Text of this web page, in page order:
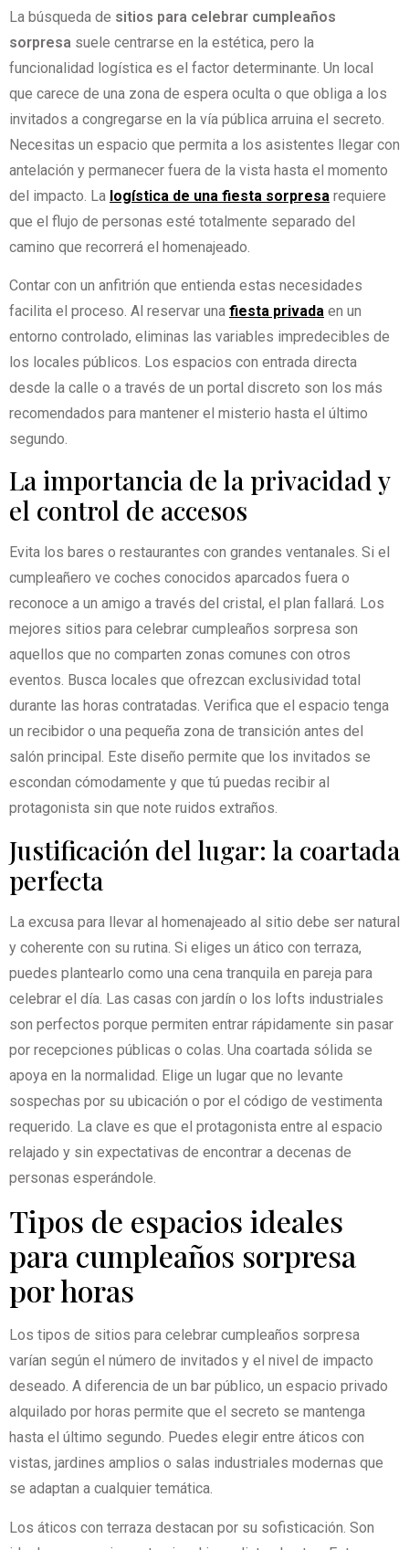
La búsqueda de sitios para celebrar cumpleaños
sorpresa suele centrarse en la estética, pero la
funcionalidad logística es el factor determinante. Un local
que carece de una zona de espera oculta o que obliga a los
invitados a congregarse en la vía pública arruina el secreto.
Necesitas un espacio que permita a los asistentes llegar con
antelación y permanecer fuera de la vista hasta el momento
del impacto. La logística de una fiesta sorpresa requiere
que el flujo de personas esté totalmente separado del
camino que recorrerá el homenajeado.
Contar con un anfitrión que entienda estas necesidades
facilita el proceso. Al reservar una fiesta privada en un
entorno controlado, eliminas las variables impredecibles de
los locales públicos. Los espacios con entrada directa
desde la calle o a través de un portal discreto son los más
recomendados para mantener el misterio hasta el último
segundo.
La importancia de la privacidad y
el control de accesos
Evita los bares o restaurantes con grandes ventanales. Si el
cumpleañero ve coches conocidos aparcados fuera o
reconoce a un amigo a través del cristal, el plan fallará. Los
mejores sitios para celebrar cumpleaños sorpresa son
aquellos que no comparten zonas comunes con otros
eventos. Busca locales que ofrezcan exclusividad total
durante las horas contratadas. Verifica que el espacio tenga
un recibidor o una pequeña zona de transición antes del
salón principal. Este diseño permite que los invitados se
escondan cómodamente y que tú puedas recibir al
protagonista sin que note ruidos extraños.
Justificación del lugar: la coartada
perfecta
La excusa para llevar al homenajeado al sitio debe ser natural
y coherente con su rutina. Si eliges un ático con terraza,
puedes plantearlo como una cena tranquila en pareja para
celebrar el día. Las casas con jardín o los lofts industriales
son perfectos porque permiten entrar rápidamente sin pasar
por recepciones públicas o colas. Una coartada sólida se
apoya en la normalidad. Elige un lugar que no levante
sospechas por su ubicación o por el código de vestimenta
requerido. La clave es que el protagonista entre al espacio
relajado y sin expectativas de encontrar a decenas de
personas esperándole.
Tipos de espacios ideales
para cumpleaños sorpresa
por horas
Los tipos de sitios para celebrar cumpleaños sorpresa
varían según el número de invitados y el nivel de impacto
deseado. A diferencia de un bar público, un espacio privado
alquilado por horas permite que el secreto se mantenga
hasta el último segundo. Puedes elegir entre áticos con
vistas, jardines amplios o salas industriales modernas que
se adaptan a cualquier temática.
Los áticos con terraza destacan por su sofisticación. Son